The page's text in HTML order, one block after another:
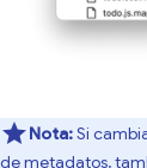
Nota:Si
de metadatos,